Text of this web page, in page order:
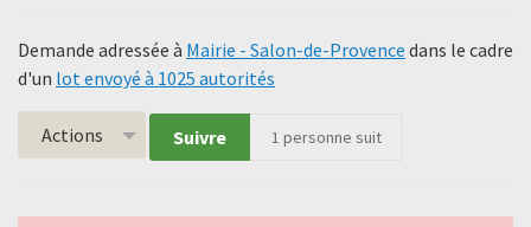
Demande adressée à Mairie - Salon-de-Provence dans le cadre
d'un lot envoyé à 1025 autorités
Actions Suivre 1 personne suit